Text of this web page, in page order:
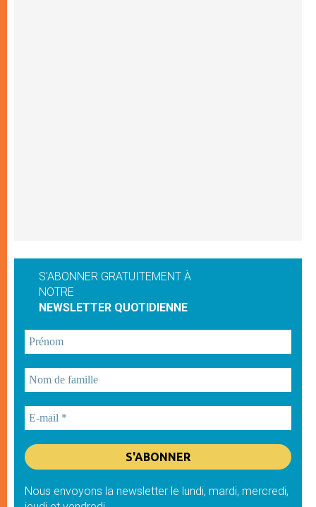
S'ABONNER GRATUITEMENT À
NOTRE
NEWSLETTER QUOTIDIENNE
Nous envoyons la newsletter le lundi, mardi, mercredi,